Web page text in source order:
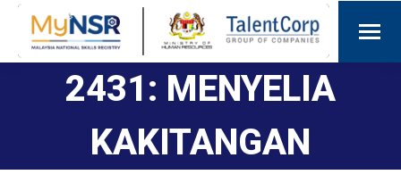
2431: MENYELIA
KAKITANGAN